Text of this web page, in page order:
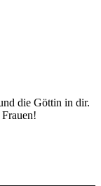
die Göttin in dir.